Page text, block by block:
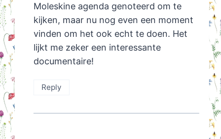
Moleskine agenda genoteerd om te
kijken, maar nu nog even een moment
vinden om het ook echt te doen. Het
lijkt me zeker een interessante
documentaire!
Reply